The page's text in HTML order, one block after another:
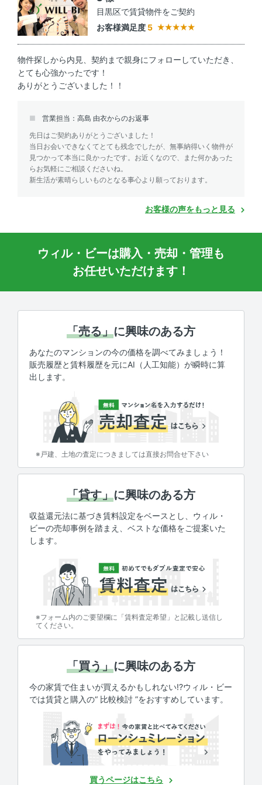
目黒区で賃貸物件をご契約
お客様満足度 5
物件探しから内見、契約まで親身にフォローしていただき、
とても心強かったです！
ありがとうございました！！
営業担当：高島 由衣からのお返事
先日はご契約ありがとうございました！
当日お会いできなくてとても残念でしたが、無事納得いく物件が
見つかって本当に良かったです。お近くなので、また何かあった
らお気軽にご相談くださいね。
新生活が素晴らしいものとなる事心より願っております。
お客様の声をもっと見る
ウィル・ビーは購入・売却・管理も
お任せいただけます！
「売る」に興味のある方
あなたのマンションの今の価格を調べてみましょう！
販売履歴と賃料履歴を元にAI（人工知能）が瞬時に算
出します。
※戸建、土地の査定につきましては直接お問合せ下さい
「貸す」に興味のある方
収益還元法に基づき賃料設定をベースとし、ウィル・
ビーの売却事例を踏まえ、ベストな価格をご提案いた
します。
※フォーム内のご要望欄に「賃料査定希望」と記載し送信し
てください。
「買う」に興味のある方
今の家賃で住まいが買えるかもしれない!?ウィル・ビー
では賃貸と購入の“ 比較検討 ”をおすすめしています。
買うページはこちら